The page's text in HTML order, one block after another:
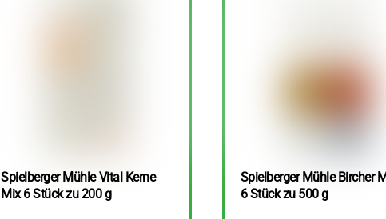
Spielberger Mühle Vital Kerne
Mix 6 Stück zu 200 g
Spielberger Mühle Bircher
6 Stück zu 500 g